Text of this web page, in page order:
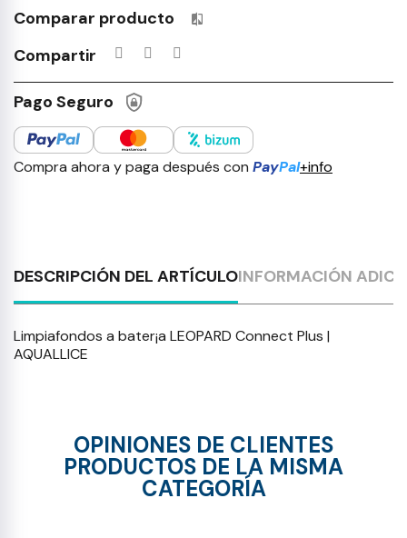
Comparar producto Productos incluidos en tu lista
Compartir
Pago Seguro
Compra ahora y paga después con PayPal+info
DESCRIPCIÓN DEL ARTÍCULOINFORMACIÓN
Limpiafondos a bater¡a LEOPARD Connect Plus |
AQUALLICE
OPINIONES DE CLIENTES
PRODUCTOS DE LA MISMA
CATEGORÍA